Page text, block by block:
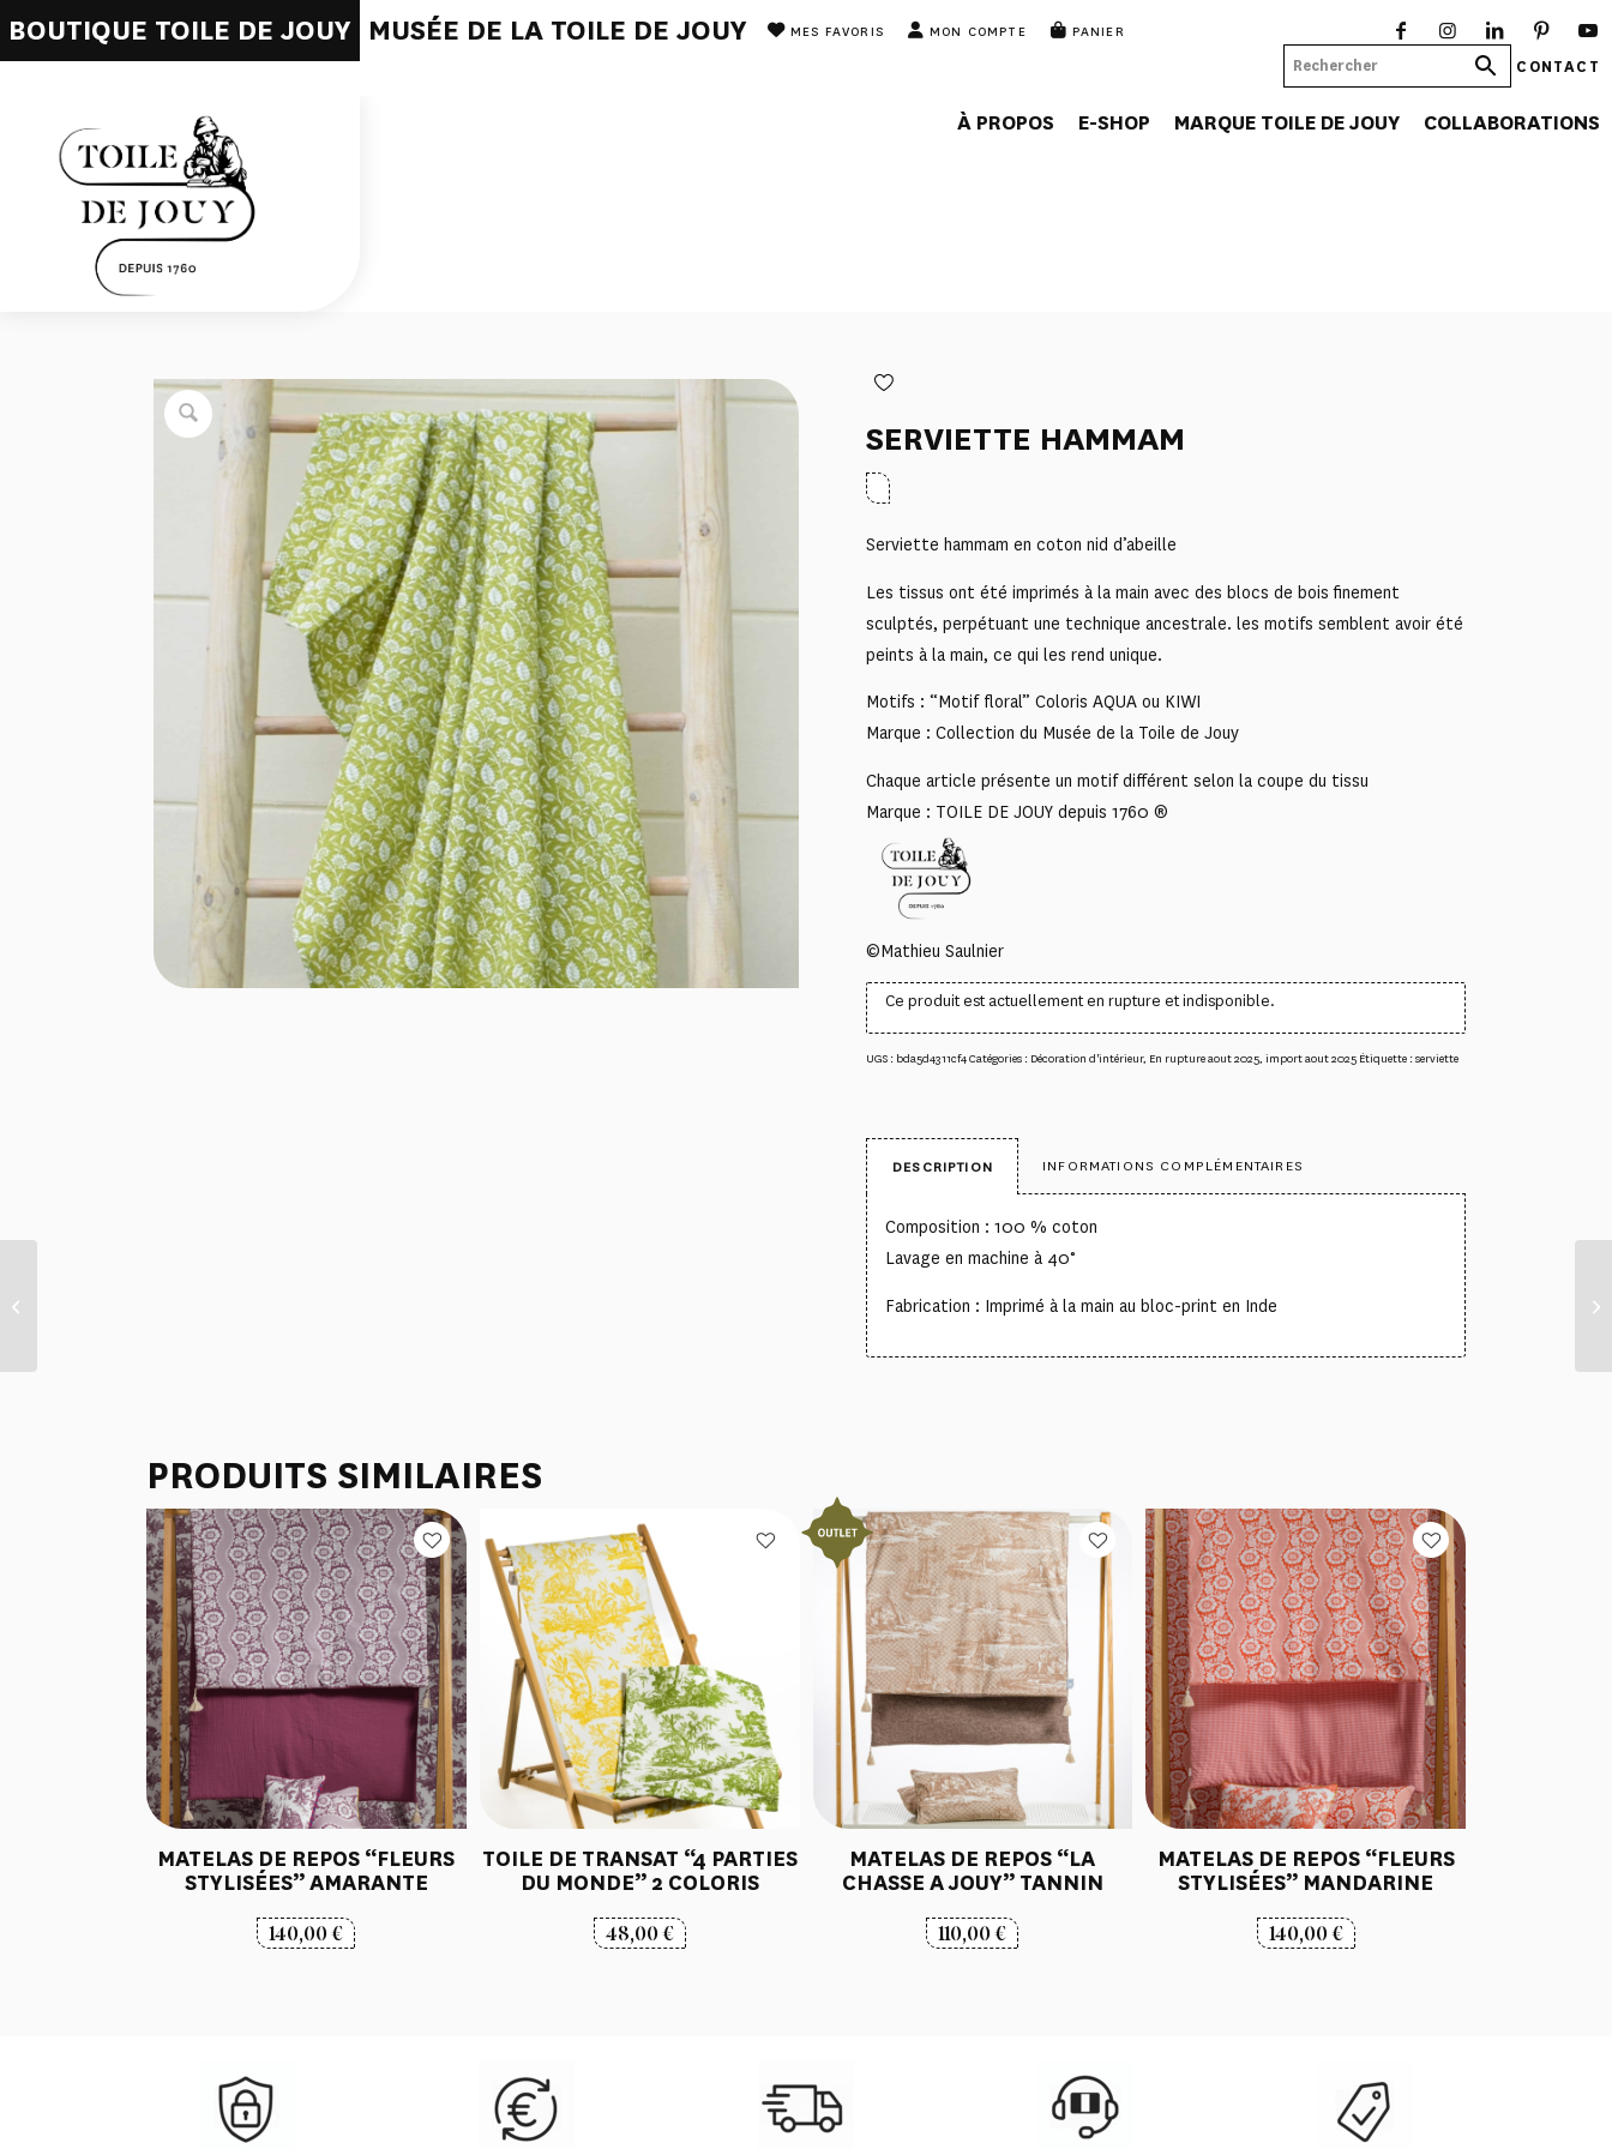
BOUTIQUE TOILE DE JOUY MUSÉE DE LA TOILE DE JOUY MES FAVORIS MON COMPTE PANIER
CONTACT
À PROPOS E-SHOP MARQUE TOILE DE JOUY COLLABORATIONS
SERVIETTE HAMMAM
Serviette hammam en coton nid d’abeille
Les tissus ont été imprimés à la main avec des blocs de bois finement
sculptés, perpétuant une technique ancestrale. les motifs semblent avoir été
peints à la main, ce qui les rend unique.
Motifs : “Motif floral” Coloris AQUA ou KIWI
Marque : Collection du Musée de la Toile de Jouy
Chaque article présente un motif différent selon la coupe du tissu
Marque : TOILE DE JOUY depuis 1760 ®
©Mathieu Saulnier
Ce produit est actuellement en rupture et indisponible.
UGS : bda5d4311cf4Catégories : Décoration d'intérieur, En rupture aout 2025, import aout 2025 Étiquette :serviette
DESCRIPTION INFORMATIONS COMPLÉMENTAIRES
Composition : 100 % coton
Lavage en machine à 40°
Fabrication : Imprimé à la main au bloc-print en Inde
PRODUITS SIMILAIRES
MATELAS DE REPOS “FLEURS
STYLISÉES” AMARANTE
140,00€
TOILE DE TRANSAT “4 PARTIES
DU MONDE” 2 COLORIS
48,00€
MATELAS DE REPOS “LA
CHASSE A JOUY” TANNIN
110,00€
MATELAS DE REPOS “FLEURS
STYLISÉES” MANDARINE
140,00€